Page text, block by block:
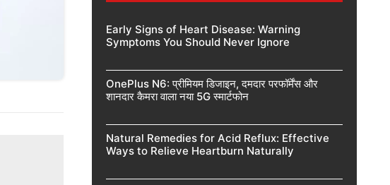
Early Signs of Heart Disease: Warning
Symptoms You Should Never Ignore
OnePlus N6: प्रीमियम डिजाइन, दमदार परफॉर्मेंस और
शानदार कैमरा वाला नया 5G स्मार्टफोन
Natural Remedies for Acid Reflux: Effective
Ways to Relieve Heartburn Naturally